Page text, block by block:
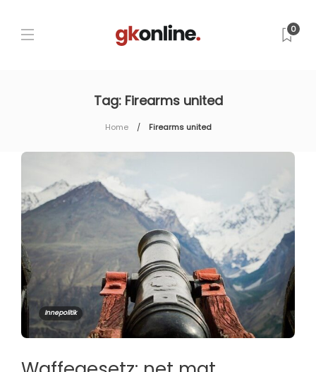
0
Tag: Firearms united
Home Firearms united
Innepolitik